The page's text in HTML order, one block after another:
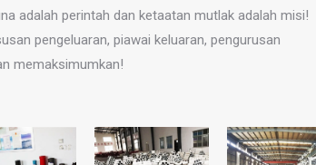
adalah perintah dan ketaatan mutlak adalah misi!
pengeluaran, piawai keluaran, pengurusan
memaksimumkan!